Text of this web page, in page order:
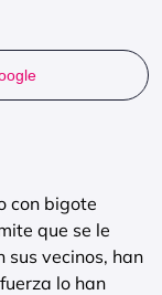
con bigote
que se le
vecinos, han
lo han